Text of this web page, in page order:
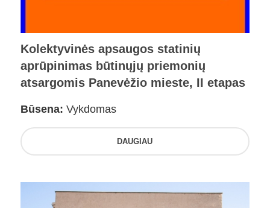
Kolektyvinės apsaugos statinių
aprūpinimas būtinųjų priemonių
atsargomis Panevėžio mieste, II etapas
Būsena: Vykdomas
DAUGIAU